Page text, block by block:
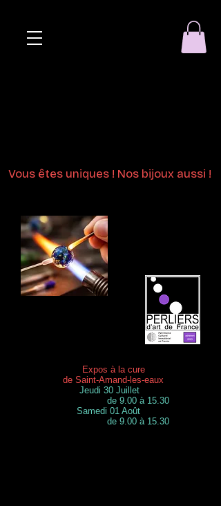
Expos à la cure
de Saint-Amand-les-eaux
Jeudi 30 Juillet
de 9.00 à 15.30
Samedi 01 Août
de 9.00 à 15.30
Vous êtes uniques ! Nos bijoux aussi !